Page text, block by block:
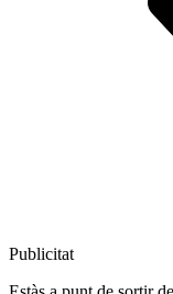
Publicitat